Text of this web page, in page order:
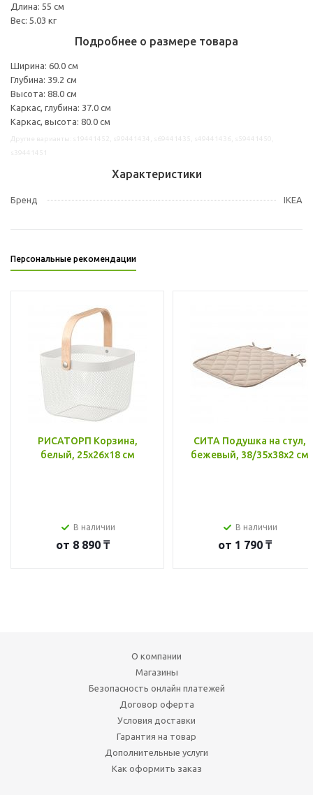
Длина: 55 см
Вес: 5.03 кг
Подробнее о размере товара
Ширина: 60.0 см
Глубина: 39.2 см
Высота: 88.0 см
Каркас, глубина: 37.0 см
Каркас, высота: 80.0 см
Характеристики
Бренд IKEA
Персональные рекомендации
РИСАТОРП Корзина,
белый, 25x26x18 см
В наличии
от 8 890 ₸
СИТА Подушка на стул,
бежевый, 38/35x38x2 см
В наличии
от 1 790 ₸
О компании
Магазины
Безопасность онлайн платежей
Договор оферта
Условия доставки
Гарантия на товар
Дополнительные услуги
Как оформить заказ